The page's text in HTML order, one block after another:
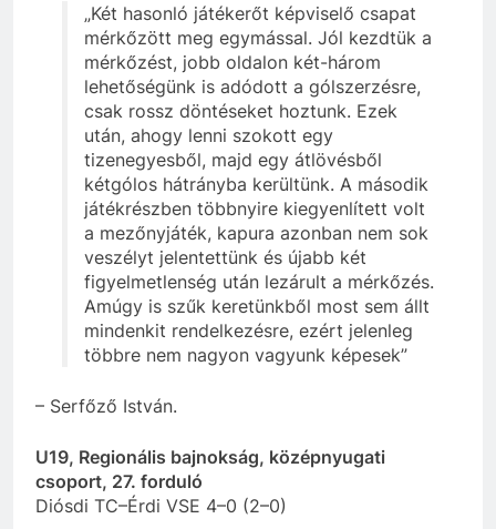
„Két hasonló játékerőt képviselő csapat
mérkőzött meg egymással. Jól kezdtük a
mérkőzést, jobb oldalon két-három
lehetőségünk is adódott a gólszerzésre,
csak rossz döntéseket hoztunk. Ezek
után, ahogy lenni szokott egy
tizenegyesből, majd egy átlövésből
kétgólos hátrányba kerültünk. A második
játékrészben többnyire kiegyenlített volt
a mezőnyjáték, kapura azonban nem sok
veszélyt jelentettünk és újabb két
figyelmetlenség után lezárult a mérkőzés.
Amúgy is szűk keretünkből most sem állt
mindenkit rendelkezésre, ezért jelenleg
többre nem nagyon vagyunk képesek”
– Serfőző István.
U19, Regionális bajnokság, középnyugati
csoport, 27. forduló
Diósdi TC–Érdi VSE 4–0 (2–0)